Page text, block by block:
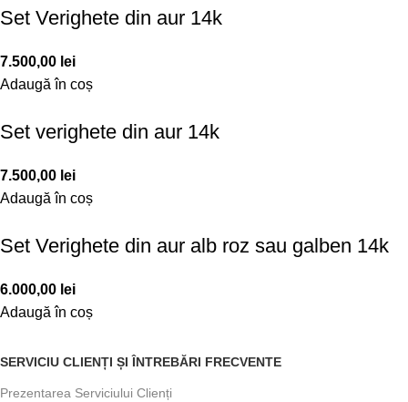
Set Verighete din aur 14k
7.500,00 lei
Adaugă în coș
Set verighete din aur 14k
7.500,00 lei
Adaugă în coș
Set Verighete din aur alb roz sau galben 14k
6.000,00 lei
Adaugă în coș
SERVICIU CLIENȚI ȘI ÎNTREBĂRI FRECVENTE
Prezentarea Serviciului Clienți